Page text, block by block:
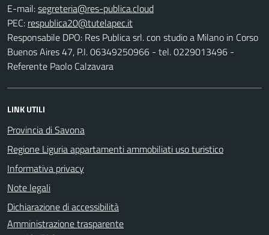
E-mail:
PEC:
Responsabile DPO: Res Publica srl. con studio a Milano in Corso
Buenos Aires 47, P.I. 06349250966 - tel. 0229013496 -
Referente Paolo Calzavara
LINK UTILI
Provincia di Savona
Regione Liguria appartamenti ammobiliati uso turistico
Informativa privacy
Note legali
Dichiarazione di accessibilità
Amministrazione trasparente